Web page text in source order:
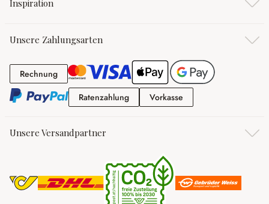
Inspiration
Unsere Zahlungsarten
RechnungRechnung
RatenzahlungRatenzahlung
Vorkasse
Unsere Versandpartner